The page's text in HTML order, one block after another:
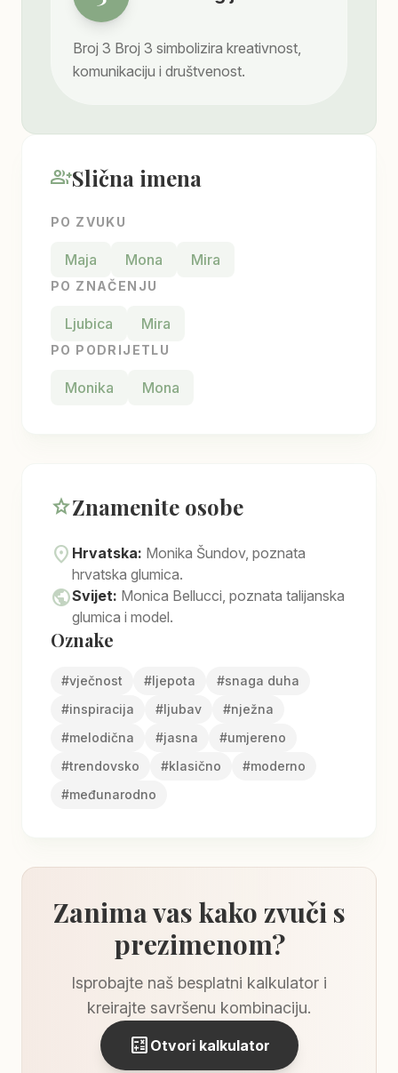
Broj 3 Broj 3 simbolizira kreativnost,
komunikaciju i društvenost.
group_addSlična imena
PO ZVUKU
Maja Mona Mira
PO ZNAČENJU
Ljubica Mira
PO PODRIJETLU
Monika Mona
starZnamenite osobe
location_on Hrvatska: Monika Šundov, poznata
hrvatska glumica.
publicSvijet: Monica Bellucci, poznata talijanska
glumica i model.
Oznake
#vječnost #ljepota #snaga duha
#inspiracija #ljubav #nježna
#melodična #jasna #umjereno
#trendovsko #klasično #moderno
#međunarodno
Zanima vas kako zvuči s
prezimenom?
Isprobajte naš besplatni kalkulator i
kreirajte savršenu kombinaciju.
calculate Otvori kalkulator